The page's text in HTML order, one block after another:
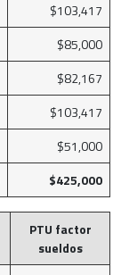
$103,417
$85,000
$82,167
$103,417
$51,000
$425,000
PTU factor
sueldos